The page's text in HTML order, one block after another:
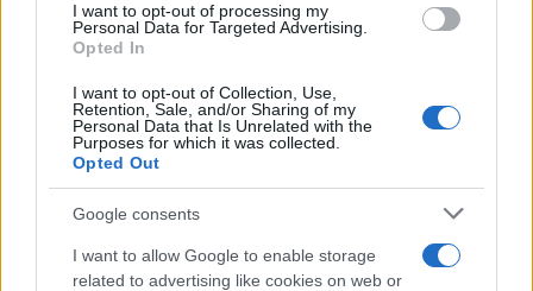
I want to opt-out of processing my
Personal Data for Targeted Advertising.
Opted In
I want to opt-out of Collection, Use,
Retention, Sale, and/or Sharing of my
Personal Data that Is Unrelated with the
Purposes for which it was collected.
Opted Out
Google consents
I want to allow Google to enable storage
related to advertising like cookies on web or
morte di oltre 170 persone e di 13 membri
dell’esercito statunitense impegnati a controllare i
documenti».
Baradar fu tra i fondatori del
movimento talebano, ma chi comanda davvero
è suo cognato, il mullah Hibatullah Akhundzada. Il
famoso papavero da oppio, «vitale per il governo
dei talebani»? È sempre lì, anzi pare aumentato e
non di poco: «3600 tonnellate nel 2010». I campi?
Mai bombardati.